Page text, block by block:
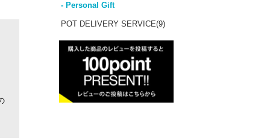
- Personal Gift
POT DELIVERY SERVICE(9)